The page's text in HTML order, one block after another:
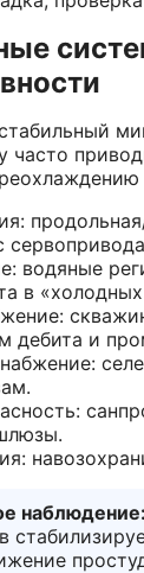
часто
водяные
в
дебита и
наблюдение: